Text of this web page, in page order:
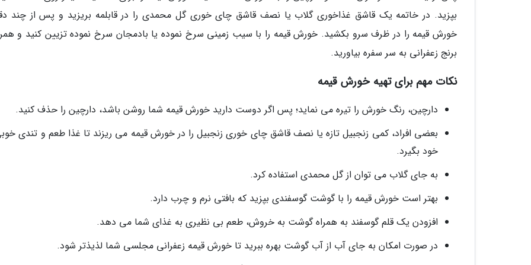
بپزید. در خاتمه یک قاشق غذاخوری گلاب یا نصف قاشق چای خوری گل محمدی را در قابلمه بریزید و پس از چند
خورش قیمه را در ظرف سرو بکشید. خورش قیمه را با سیب زمینی سرخ نموده یا بادمجان سرخ نموده تزیین کنید و
برنج زعفرانی به سر سفره بیاورید.
نکات مهم برای تهیه خورش قیمه
دارچین، رنگ خورش را تیره می نماید؛ پس اگر دوست دارید خورش قیمه شما روشن باشد، دارچین را حذف کنید.
بعضی افراد، کمی زنجبیل تازه یا نصف قاشق چای خوری زنجبیل را در خورش قیمه می ریزند تا غذا طعم و تندی
خود بگیرد.
به جای گلاب می توان از گل محمدی استفاده کرد.
بهتر است خورش قیمه را با گوشت گوسفندی بپزید که بافتی نرم و چرب دارد.
افزودن یک قلم گوسفند به همراه گوشت به خروش، طعم بی نظیری به غذای شما می دهد.
در صورت امکان به جای آب از آب گوشت بهره ببرید تا خورش قیمه زعفرانی مجلسی شما لذیذتر شود.